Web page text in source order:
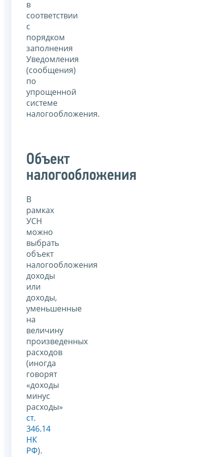
в
соответствии
с
порядком
заполнения
Уведомления
(сообщения)
по
упрощенной
системе
налогообложения.
Объект
налогообложения
В
рамках
УСН
можно
выбрать
объект
налогообложения
доходы
или
доходы,
уменьшенные
на
величину
произведенных
расходов
(иногда
говорят
«доходы
минус
расходы»
ст.
346.14
НК
РФ).